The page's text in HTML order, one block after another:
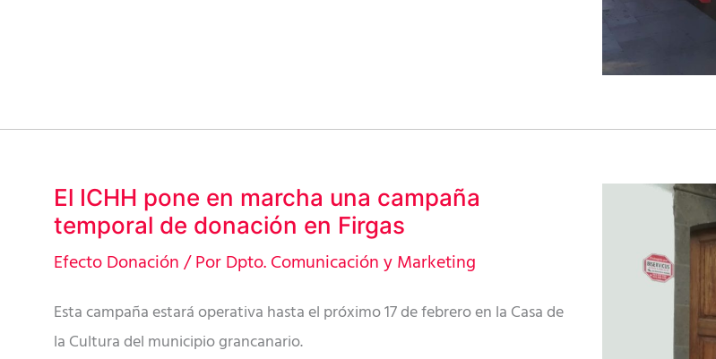
El ICHH pone en marcha una campaña
temporal de donación en Firgas
Efecto Donación/ PorDpto. Comunicación y Marketing
Esta campaña estará operativa hasta el próximo 17 de febrero en la Casa de
la Cultura del municipio grancanario.
El
ICHH
pone
marcha
una